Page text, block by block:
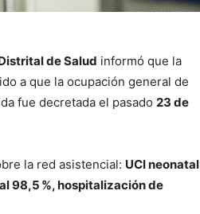
de Salud informó que la
a que la ocupación general de
fue decretada el pasado 23 de
la red asistencial: UCI neonatal
98,5 %, hospitalización de